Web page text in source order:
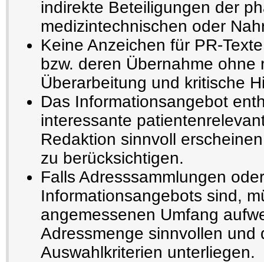
indirekte Beteiligungen der
medizintechnischen oder
Keine Anzeichen für PR-
bzw. deren Übernahme ohne
Überarbeitung und kritische
Das Informationsangebot
interessante
Redaktion sinnvoll
zu berücksichtigen.
Falls Adresssammlungen
Informationsangebots sind,
angemessenen Umfang
Adressmenge sinnvollen und
Auswahlkriterien unterliegen.